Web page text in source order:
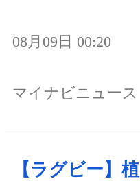
08月09日 00:20
マイナビニュース
【ラグビー】